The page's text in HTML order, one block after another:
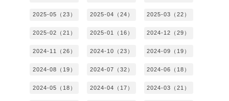
2025-05（23） 2025-04（24） 2025-03（22）
2025-02（21） 2025-01（16） 2024-12（29）
2024-11（26） 2024-10（23） 2024-09（19）
2024-08（19） 2024-07（32） 2024-06（18）
2024-05（18） 2024-04（17） 2024-03（21）